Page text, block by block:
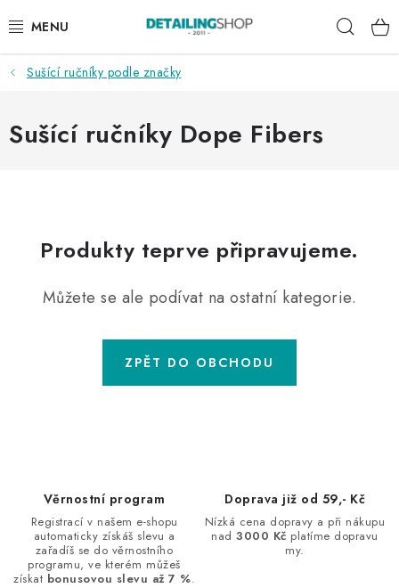
na
AKCE
NOVINKY
PŘÍSLUŠENSTVÍ
DÁRKOVÉ SADY A POUKAZY
PRODÁVANÉ ZNAČKY
BYDLENÍ
Sušící ručníky podle značky
Sušící ručníky Dope Fibers
Produkty teprve připravujeme.
Můžete se ale podívat na ostatní kategorie.
ZPĚT DO OBCHODU
Věrnostní program
Registrací v našem e-shopu
automaticky získáš slevu a
zařadíš se do věrnostního
programu, ve kterém můžeš
získat bonusovou slevu až 7 %.
Doprava již od 59,- Kč
Nízká cena dopravy a při nákupu
nad3000 Kč platíme dopravu
my.